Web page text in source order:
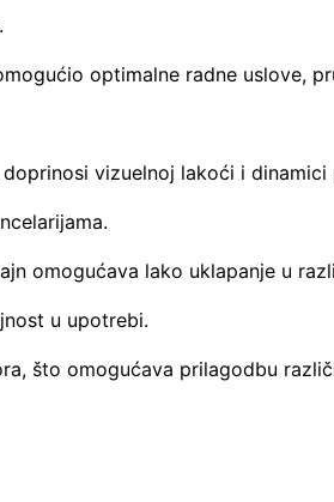
optimalne radne uslove,
vizuelnoj lakoći i
omogućava lako uklapanje u
u upotrebi.
što omogućava prilagodbu